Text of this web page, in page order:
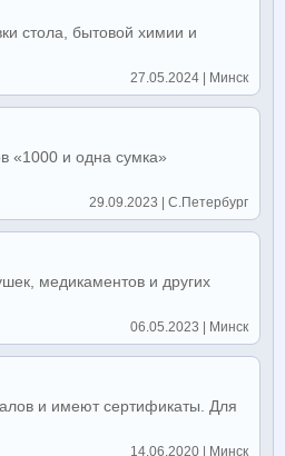
стола, бытовой химии и
27.05.2024 | Минск
«1000 и одна сумка»
29.09.2023 | С.Петербург
медикаментов и других
06.05.2023 | Минск
и имеют сертификаты. Для
14.06.2020 | Минск